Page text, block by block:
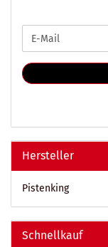
ZUR
ANMELDUNG
E-
Mail
Hersteller
Pistenking
Schnellkauf